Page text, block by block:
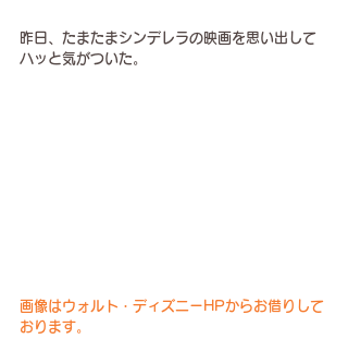
昨日、たまたまシンデレラの映画を思い出して
ハッと気がついた。
画像はウォルト・ディズニーHPからお借りして
おります。